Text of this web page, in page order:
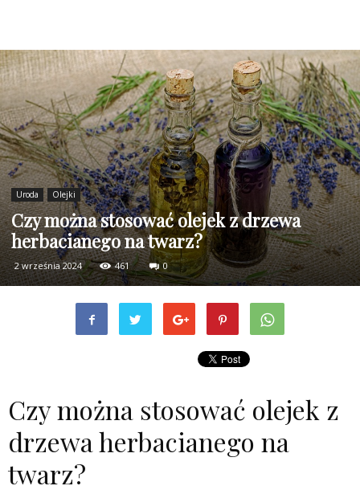
Uroda Olejki
Czy można stosować olejek z drzewa
herbacianego na twarz?
2 września 2024 461 0
Czy można stosować olejek z
drzewa herbacianego na
twarz?